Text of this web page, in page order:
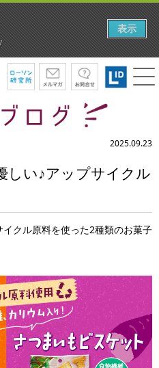
2025.09.23
しい♪アップサイクル
クル原料を使った2種類のお菓子
表示